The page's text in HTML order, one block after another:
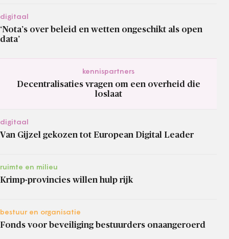
digitaal
‘Nota’s over beleid en wetten ongeschikt als open
data’
kennispartners
Decentralisaties vragen om een overheid die
loslaat
digitaal
Van Gijzel gekozen tot European Digital Leader
ruimte en milieu
Krimp-provincies willen hulp rijk
bestuur en organisatie
Fonds voor beveiliging bestuurders onaangeroerd